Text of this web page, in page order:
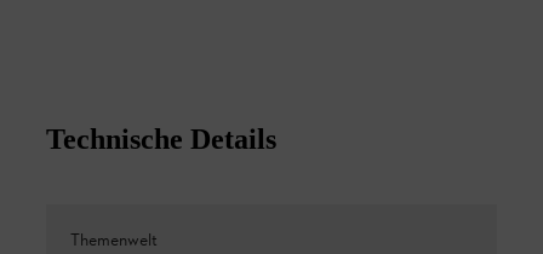
Technische Details
Themenwelt